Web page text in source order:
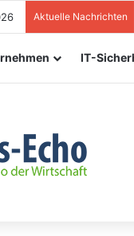
Aktuelle Nachrichten
IT-